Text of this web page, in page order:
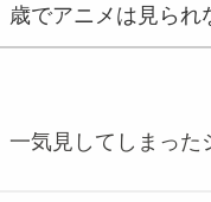
歳でアニメは見られ
気見してしまった